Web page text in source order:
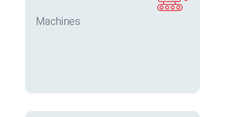
Machines